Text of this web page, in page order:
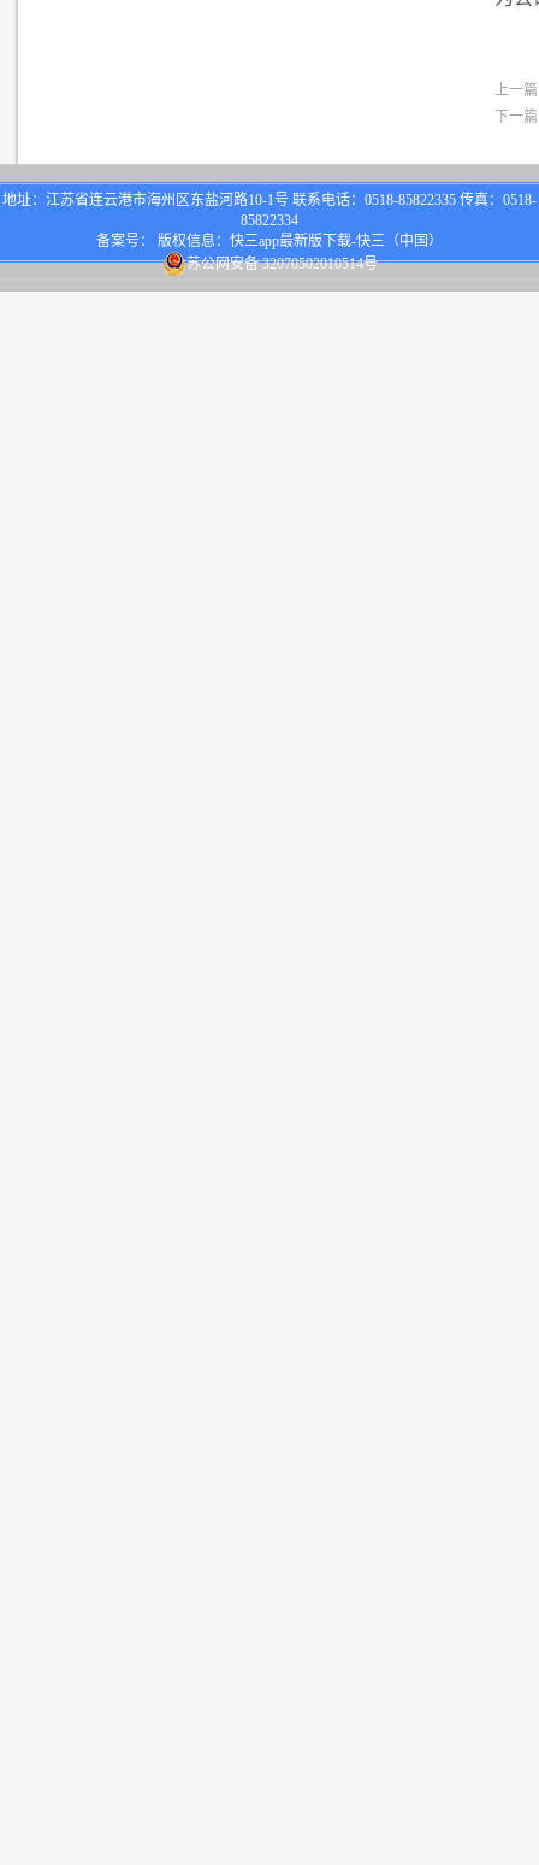
上一
下一
地址：江苏省连云港市海州区东盐河路10-1号 联系电话：0518-85822335 传真：0518-
85822334
备案号： 版权信息：快三app最新版下载-快三（中国）
苏公网安备 32070502010514号